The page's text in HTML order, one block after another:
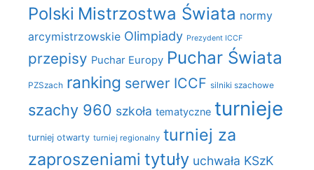
Polski Mistrzostwa Świata normy
arcymistrzowskie Olimpiady Prezydent ICCF
przepisy Puchar Europy Puchar Świata
PZSzach ranking serwer ICCF silniki szachowe
szachy 960 szkoła tematyczne turnieje
turniej otwarty turniej regionalny turniej za
zaproszeniami tytuły uchwała KSzK